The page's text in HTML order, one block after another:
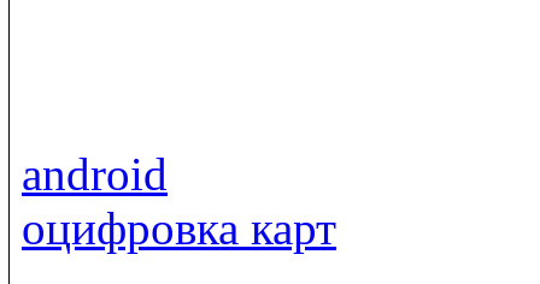
android
оцифровка карт